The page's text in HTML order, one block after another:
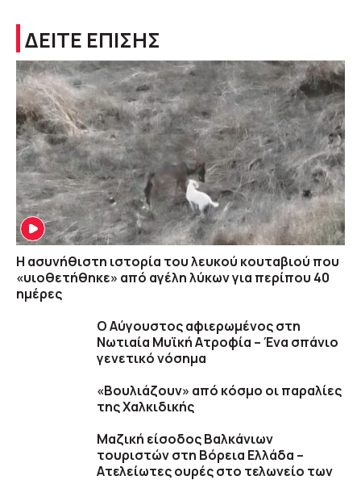
ΔΕΙΤΕ ΕΠΙΣΗΣ
Η ασυνήθιστη ιστορία του λευκού κουταβιού που
«υιοθετήθηκε» από αγέλη λύκων για περίπου 40
ημέρες
Ο Αύγουστος αφιερωμένος στη
Νωτιαία Μυϊκή Ατροφία – Ένα σπάνιο
γενετικό νόσημα
«Βουλιάζουν» από κόσμο οι παραλίες
της Χαλκιδικής
Μαζική είσοδος Βαλκάνιων
τουριστών στη Βόρεια Ελλάδα –
Ατελείωτες ουρές στο τελωνείο των